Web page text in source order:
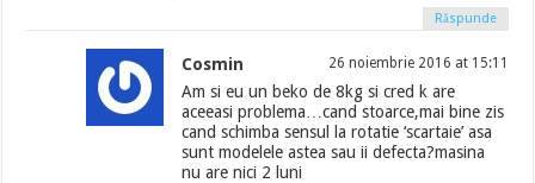
Răspunde
Cosmin 26 noiembrie 2016 at 15:11
Am si eu un beko de 8kg si cred k are
aceeasi problema…cand stoarce,mai bine zis
cand schimba sensul la rotatie ‘scartaie’ asa
sunt modelele astea sau ii defecta?masina
nu are nici 2 luni